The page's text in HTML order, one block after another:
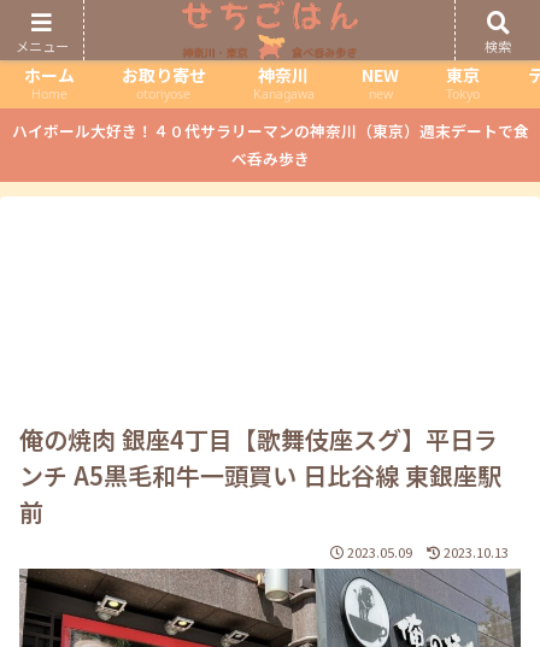
ホーム
Home
お取り寄せ
otoriyose
神奈川
Kanagawa
NEW
new
東京
Tokyo
ハイボール大好き！４０代サラリーマンの神奈川（東京）週末デートで食
べ呑み歩き
俺の焼肉 銀座4丁目【歌舞伎座スグ】平日ラ
ンチ A5黒毛和牛一頭買い 日比谷線 東銀座駅
前
2023.05.09 2023.10.13
メニュー 検索